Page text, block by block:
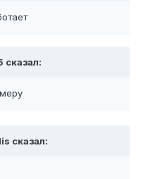
сказал:
сказал: